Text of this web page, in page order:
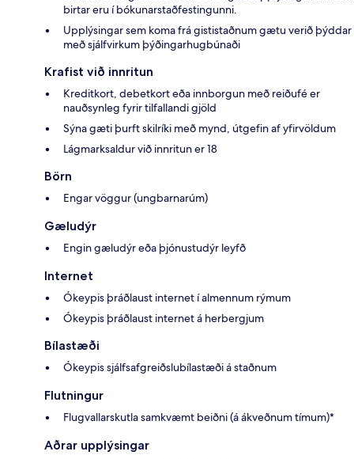
birtar eru í bókunarstaðfestingunni.
Upplýsingar sem koma frá gististaðnum gætu verið þýddar
með sjálfvirkum þýðingarhugbúnaði
Krafist við innritun
Kreditkort, debetkort eða innborgun með reiðufé er
nauðsynleg fyrir tilfallandi gjöld
Sýna gæti þurft skilríki með mynd, útgefin af yfirvöldum
Lágmarksaldur við innritun er 18
Börn
Engar vöggur (ungbarnarúm)
Gæludýr
Engin gæludýr eða þjónustudýr leyfð
Internet
Ókeypis þráðlaust internet í almennum rýmum
Ókeypis þráðlaust internet á herbergjum
Bílastæði
Ókeypis sjálfsafgreiðslubílastæði á staðnum
Flutningur
Flugvallarskutla samkvæmt beiðni (á ákveðnum tímum)*
Aðrar upplýsingar